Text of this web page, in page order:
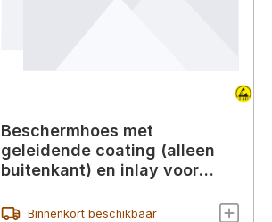
Beschermhoes met
geleidende coating (alleen
buitenkant) en inlay voor
niet uitgerust
Binnenkort beschikbaar